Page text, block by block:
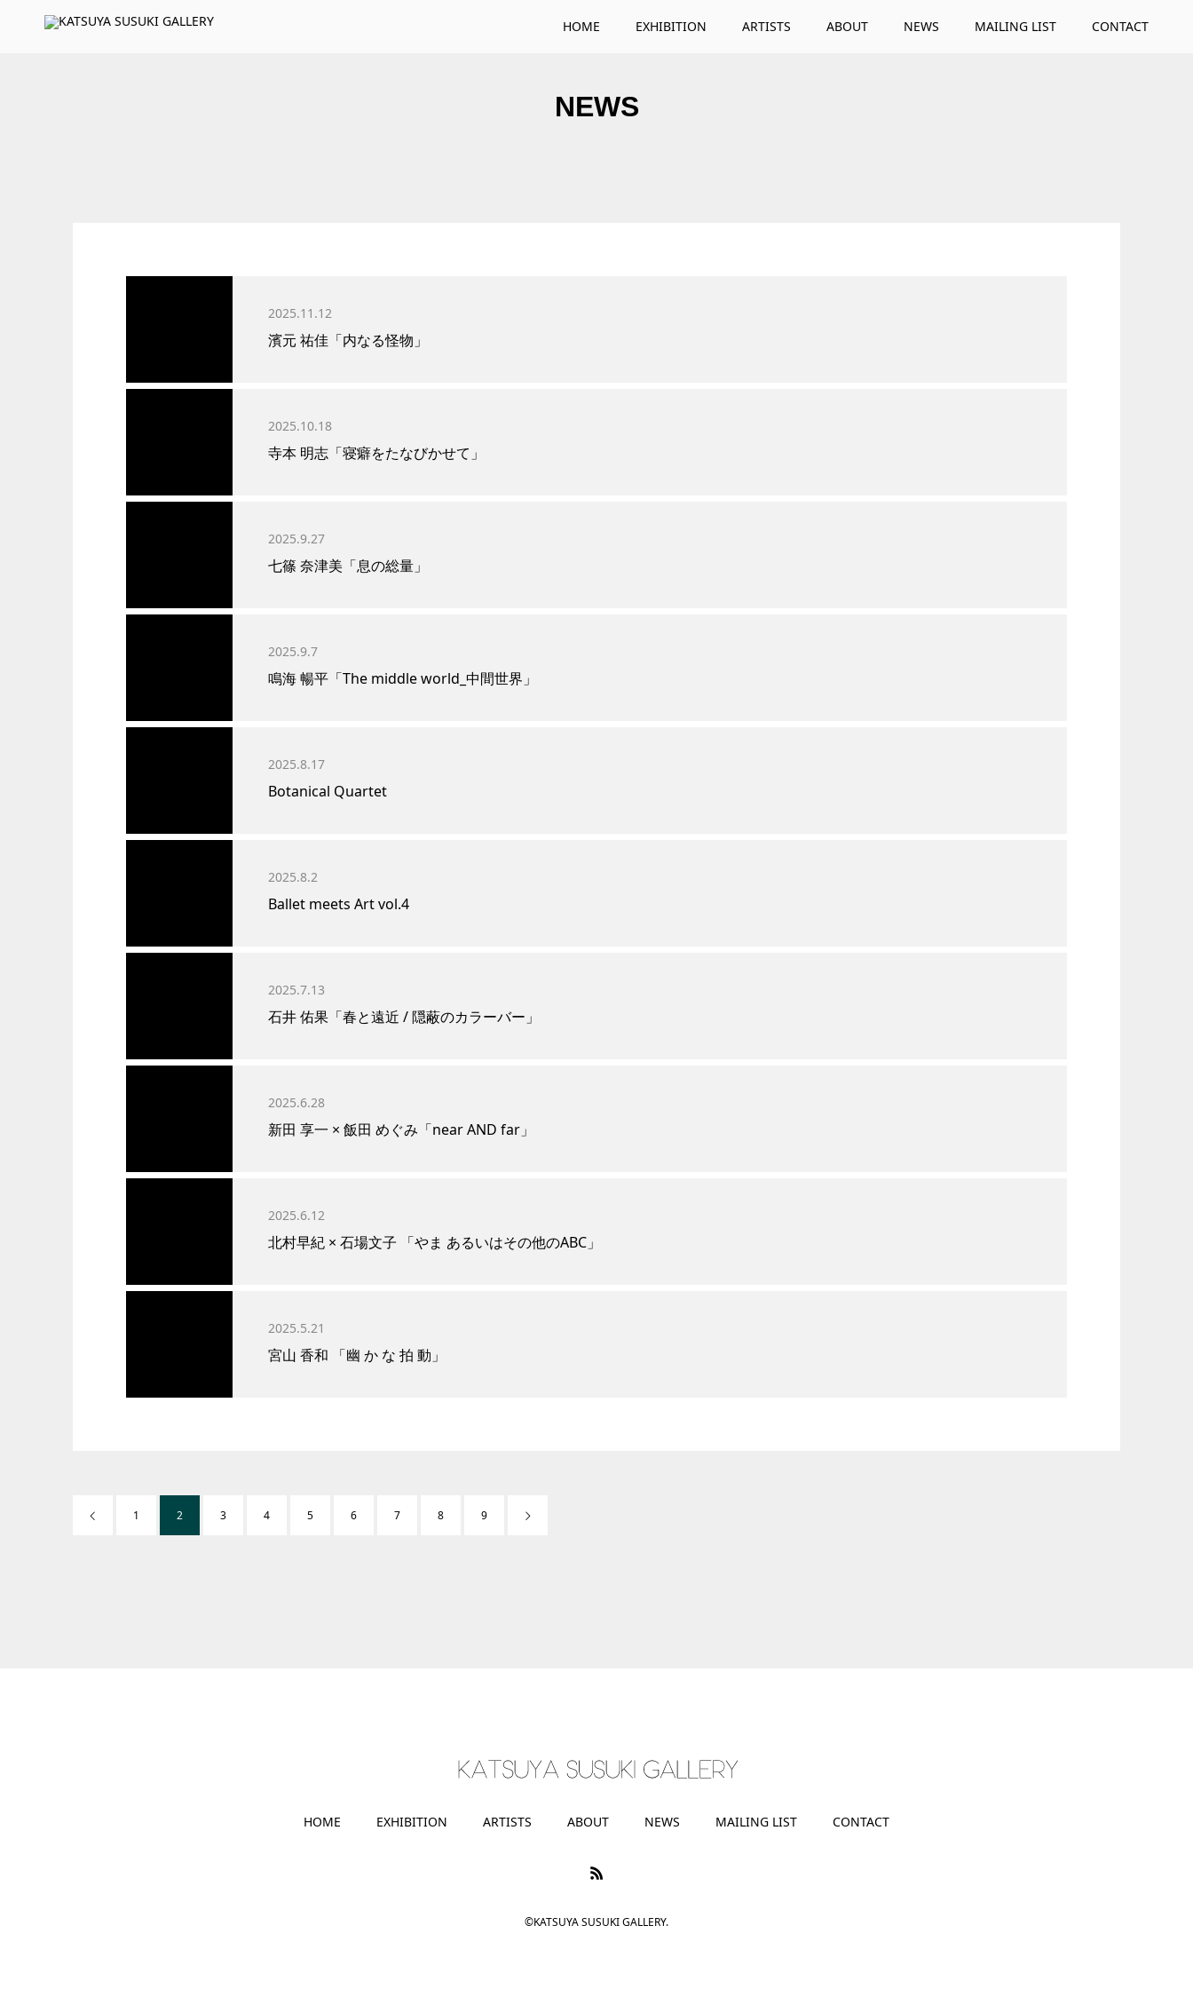
HOME EXHIBITION ARTISTS ABOUT NEWS MAILING LIST CONTACT
NEWS
2025.11.12
濱元 祐佳「内なる怪物」
2025.10.18
寺本 明志「寝癖をたなびかせて」
2025.9.27
七篠 奈津美「息の総量」
2025.9.7
鳴海 暢平「The middle world_中間世界」
2025.8.17
Botanical Quartet
2025.8.2
Ballet meets Art vol.4
2025.7.13
石井 佑果「春と遠近 / 隠蔽のカラーバー」
2025.6.28
新田 享一 × 飯田 めぐみ「near AND far」
2025.6.12
北村早紀 × 石場文子 「やま あるいはその他のABC」
2025.5.21
宮山 香和 「幽 か な 拍 動」
1 2 3 4 5 6 7 8 9
HOME EXHIBITION ARTISTS ABOUT NEWS MAILING LIST CONTACT
©KATSUYA SUSUKI GALLERY.